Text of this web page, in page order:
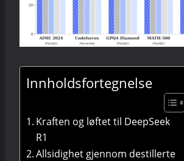
Innholdsfortegnelse
Kraften og løftet til DeepSeek
R1
Allsidighet gjennom destillerte